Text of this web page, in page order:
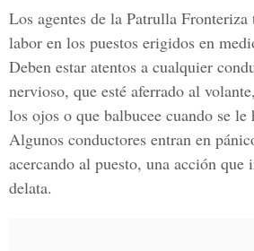
Los agentes de la Patrulla Fronteriza
labor en los puestos erigidos en
Deben estar atentos a cualquier
nervioso, que esté aferrado al
los ojos o que balbucee cuando se le
Algunos conductores entran en
acercando al puesto, una acción que
delata.